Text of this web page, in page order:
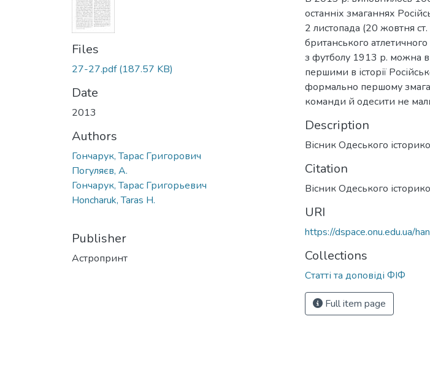
Files
27-27.pdf(187.57 KB)
Date
2013
Authors
Гончарук, Тарас Григорович
Погуляєв, А.
Гончарук, Тарас Григорьевич
Honcharuk, Taras H.
Publisher
Астропринт
останніх змаганнях
2 листопада (20 жовтня
британського
з футболу 1913 р. можна
першими в історії
формально першому
команди й одесити не
Description
Вісник Одеського
Citation
Вісник Одеського
URI
https://dspace.onu.edu.ua/
Collections
Статті та доповіді ФІФ
Full item page